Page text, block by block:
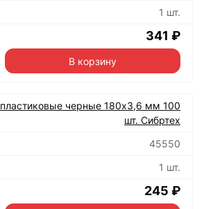
1 шт.
341 ₽
В корзину
черные 180х3,6 мм 100
шт. Сибртех
45550
1 шт.
245 ₽